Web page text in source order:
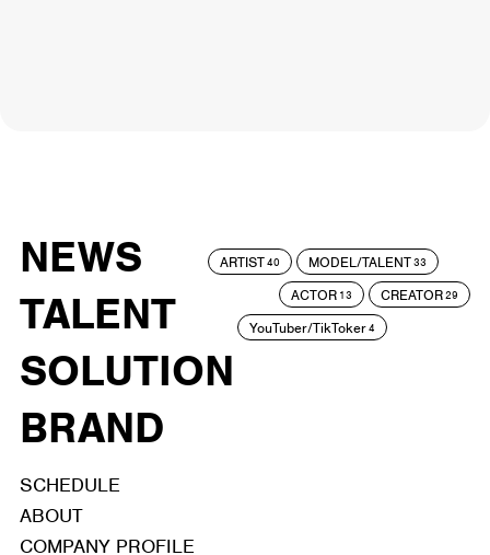
NEWS
TALENT
SOLUTION
BRAND
ARTIST40 MODEL/TALENT33
ACTOR 13 CREATOR29
YouTuber/TikToker4
SCHEDULE
ABOUT
COMPANY PROFILE